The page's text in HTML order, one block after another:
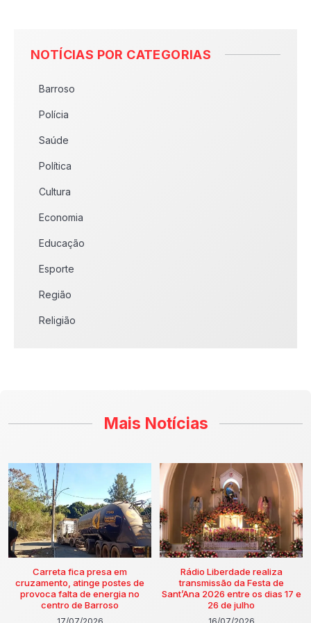
NOTÍCIAS POR CATEGORIAS
Barroso
Polícia
Saúde
Política
Cultura
Economia
Educação
Esporte
Região
Religião
Mais Notícias
Carreta fica presa em
cruzamento, atinge postes de
provoca falta de energia no
centro de Barroso
Rádio Liberdade realiza
transmissão da Festa de
Sant’Ana 2026 entre os dias 17 e
26 de julho